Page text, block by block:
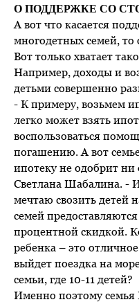
О ПОДДЕРЖКЕ СО
А вот что касается
многодетных семей, то
Вот только хватает
Например, доходы и
детьми совершенно
- К примеру, возьмем
легко может взять
воспользоваться
погашению. А вот
ипотеку не одобрит ни
Светлана Шабалина. -
мечтаю свозить детей
семей
процентной скидкой.
ребенка – это
выйдет поездка на
семьи, где 10-11 детей?
Именно поэтому